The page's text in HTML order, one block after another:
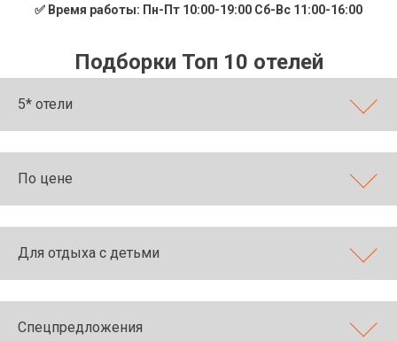
✅ Время работы: Пн-Пт 10:00-19:00 Сб-Вс 11:00-16:00
Подборки Топ 10 отелей
5* отели
По цене
Для отдыха с детьми
Спецпредложения